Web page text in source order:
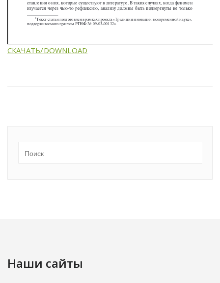
СКАЧАТЬ/DOWNLOAD
Наши сайты